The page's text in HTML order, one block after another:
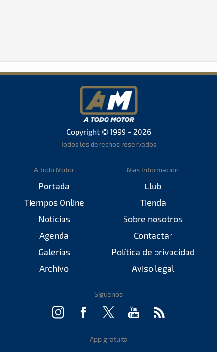
Copyright © 1999 - 2026
Todos los derechos reservados
A Todo Motor
Portada
Tiempos Online
Noticias
Agenda
Galerías
Archivo
Más Información
Club
Tienda
Sobre nosotros
Contactar
Política de privacidad
Aviso legal
Síguenos
App gratuita